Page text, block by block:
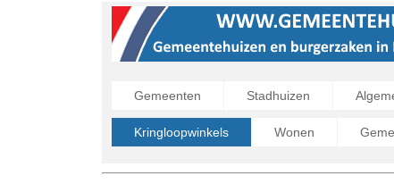
Gemeenten Stadhuizen
Kringloopwinkels Wonen